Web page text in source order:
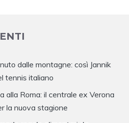
dalle montagne: così Jannik
tennis italiano
alla Roma: il centrale ex Verona
la nuova stagione